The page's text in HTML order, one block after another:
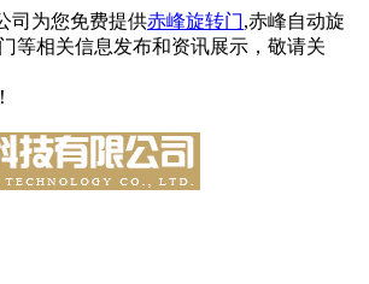
司为您免费提供赤峰旋转门,赤峰自动旋
等相关信息发布和资讯展示，敬请关